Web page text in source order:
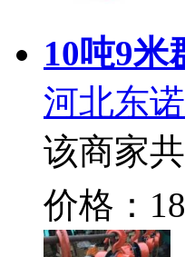
10吨9米
河北东
该商家
价格：